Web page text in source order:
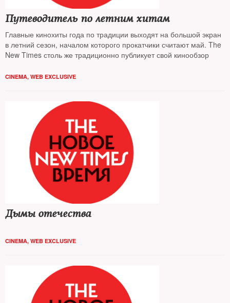
Путеводитель по летним хитам
Главные кинохиты года по традиции выходят на большой экран
в летний сезон, началом которого прокатчики считают май. The
New Times столь же традиционно публикует свой кинообзор
CINEMA, WEB EXCLUSIVE
Дымы отечества
CINEMA, WEB EXCLUSIVE